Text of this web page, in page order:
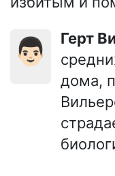
👨🏻 Герт
дома,